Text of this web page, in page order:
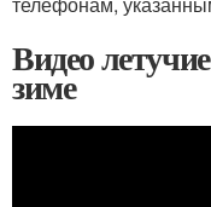
Видео
зиме